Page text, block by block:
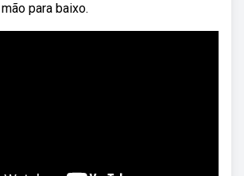
para baixo.